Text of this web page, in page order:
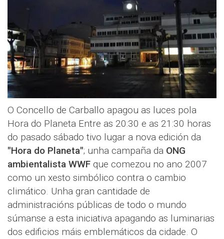
O Concello de Carballo apagou as luces pola
Hora do Planeta Entre as 20:30 e as 21:30 horas
do pasado sábado tivo lugar a nova edición da
"Hora do Planeta"; unha campaña da ONG
ambientalista WWF que comezou no ano 2007
como un xesto simbólico contra o cambio
climático. Unha gran cantidade de
administracións públicas de todo o mundo
súmanse a esta iniciativa apagando as luminarias
dos edificios máis emblemáticos da cidade. O